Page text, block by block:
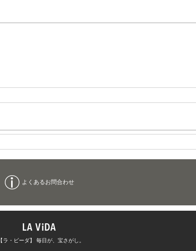
よくあるお問合わせ
【ラ・ビーダ】 毎日が、宝さがし。